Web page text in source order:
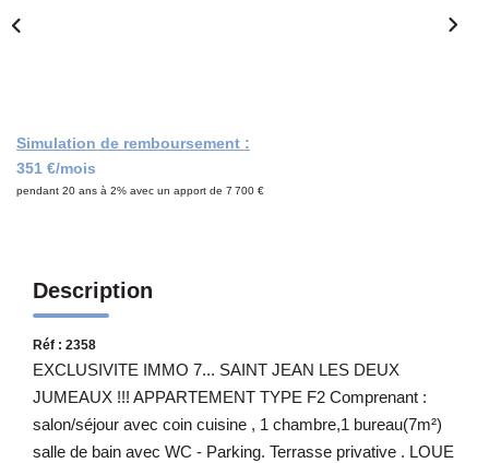
Simulation de remboursement :
351 €/mois
pendant 20 ans à 2% avec un apport de 7 700 €
Description
Réf : 2358
EXCLUSIVITE IMMO 7... SAINT JEAN LES DEUX
JUMEAUX !!! APPARTEMENT TYPE F2 Comprenant :
salon/séjour avec coin cuisine , 1 chambre,1 bureau(7m²)
salle de bain avec WC - Parking. Terrasse privative . LOUE